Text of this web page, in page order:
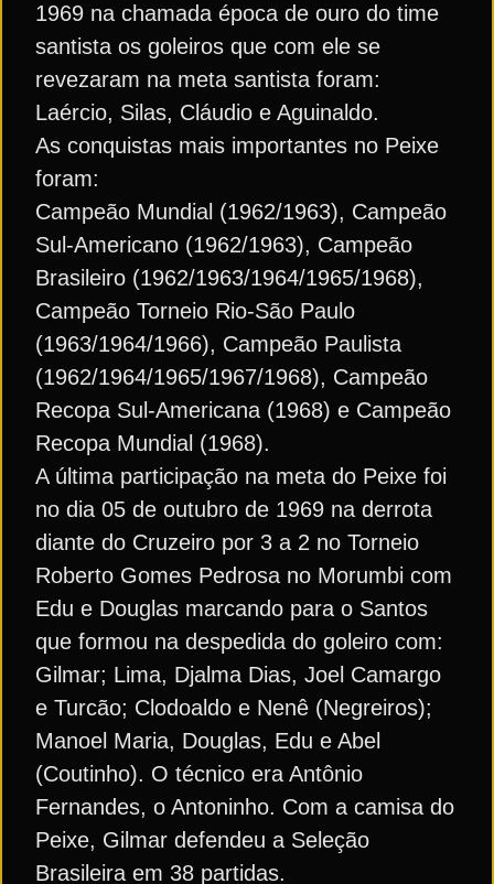
1969 na chamada época de ouro do time
santista os goleiros que com ele se
revezaram na meta santista foram:
Laércio, Silas, Cláudio e Aguinaldo.
As conquistas mais importantes no Peixe
foram:
Campeão Mundial (1962/1963), Campeão
Sul-Americano (1962/1963), Campeão
Brasileiro (1962/1963/1964/1965/1968),
Campeão Torneio Rio-São Paulo
(1963/1964/1966), Campeão Paulista
(1962/1964/1965/1967/1968), Campeão
Recopa Sul-Americana (1968) e Campeão
Recopa Mundial (1968).
A última participação na meta do Peixe foi
no dia 05 de outubro de 1969 na derrota
diante do Cruzeiro por 3 a 2 no Torneio
Roberto Gomes Pedrosa no Morumbi com
Edu e Douglas marcando para o Santos
que formou na despedida do goleiro com:
Gilmar; Lima, Djalma Dias, Joel Camargo
e Turcão; Clodoaldo e Nenê (Negreiros);
Manoel Maria, Douglas, Edu e Abel
(Coutinho). O técnico era Antônio
Fernandes, o Antoninho. Com a camisa do
Peixe, Gilmar defendeu a Seleção
Brasileira em 38 partidas.